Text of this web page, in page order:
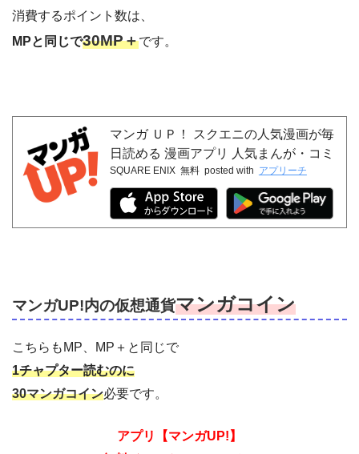
消費するポイント数は、
MPと同じで30MP＋です。
マンガ ＵＰ！ スクエニの人気漫画が毎
日読める 漫画アプリ 人気まんが・コミ
ックが無料
SQUARE ENIX 無料 posted with アプリーチ
マンガUP!内の仮想通貨マンガコイン
こちらもMP、MP＋と同じで
1チャプター読むのに
30マンガコイン必要です。
アプリ【マンガUP!】